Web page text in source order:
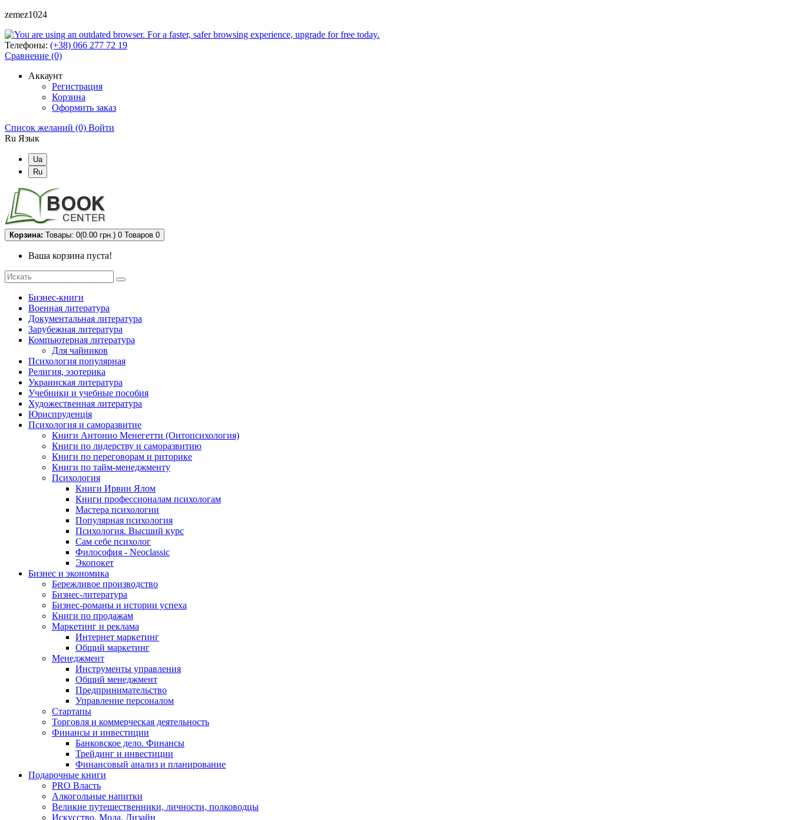
zemez1024
Телефоны: (+38) 066 277 72 19
Сравнение (0)
Аккаунт
Регистрация
Корзина
Оформить заказ
Список желаний (0) Войти
Ru Язык
Ua
Ru
Корзина: Товары: 0(0.00 грн.) 0 Товаров 0
Ваша корзина пуста!
Бизнес-книги
Военная литература
Документальная литература
Зарубежная литература
Компьютерная литература
Для чайников
Психология популярная
Религия, эзотерика
Украинская литература
Учебники и учебные пособия
Художественная литература
Юриспруденція
Психология и саморазвитие
Книги Антонио Менегетти (Онтопсихология)
Книги по лидерству и саморазвитию
Книги по переговорам и риторике
Книги по тайм-менеджменту
Психология
Книги Ирвин Ялом
Книги профессионалам психологам
Мастера психологии
Популярная психология
Психология. Высший курс
Сам себе психолог
Философия - Neoclassic
Экопокет
Бизнес и экономика
Бережливое производство
Бизнес-литература
Бизнес-романы и истории успеха
Книги по продажам
Маркетинг и реклама
Интернет маркетинг
Общий маркетинг
Менеджмент
Инструменты управления
Общий менеджмент
Предпринимательство
Управление персоналом
Стартапы
Торговля и коммерческая деятельность
Финансы и инвестиции
Банковское дело. Финансы
Трейдинг и инвестиции
Финансовый анализ и планирование
Подарочные книги
PRO Власть
Алкогольные напитки
Великие путешественники, личности, полководцы
Искусство, Мода, Дизайн